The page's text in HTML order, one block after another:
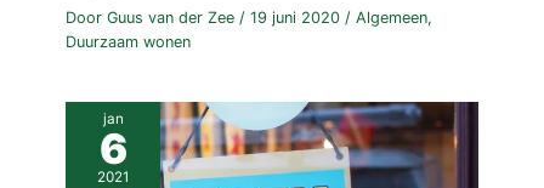
DoorGuus van der Zee/19 juni 2020/Algemeen,
Duurzaam wonen
jan
6
2021